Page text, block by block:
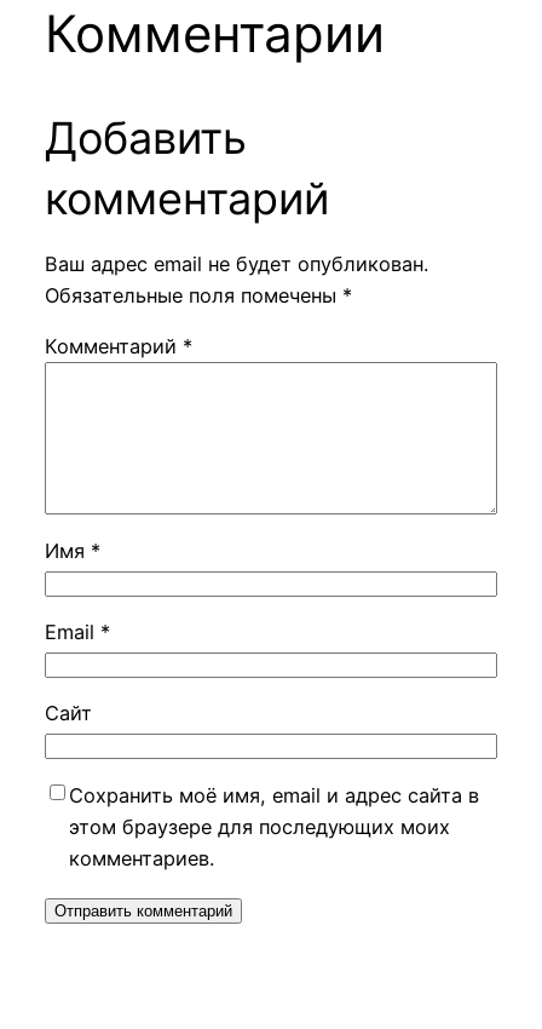
Комментарии
Добавить
комментарий
Ваш адрес email не будет опубликован.
Обязательные поля помечены *
Комментарий *
Имя *
Email *
Сайт
Сохранить моё имя, email и адрес сайта в
этом браузере для последующих моих
комментариев.